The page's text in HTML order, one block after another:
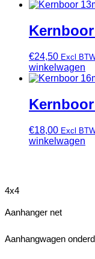
€24,50 Excl
winkelwagen
€18,00 Excl
winkelwagen
4x4
Aanhanger net
Aanhangwagen